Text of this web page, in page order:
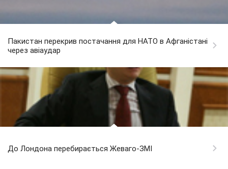
Пакистан перекрив постачання для НАТО в Афганістані
через авіаудар
До Лондона перебирається Жеваго-ЗМІ